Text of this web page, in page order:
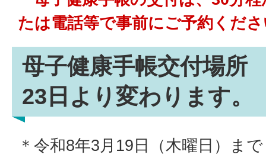
たは電話等で事前にご予約くだ
母子健康手帳交付場
23日より変わります。
＊令和8年3月19日（木曜日）